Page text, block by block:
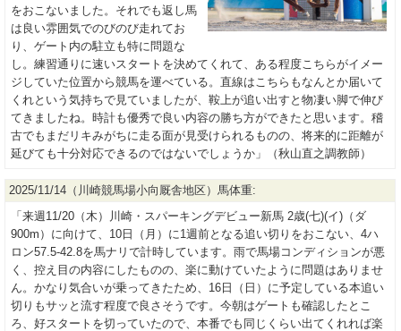
をおこないました。それでも返し馬
は良い雰囲気でのびのび走れてお
り、ゲート内の駐立も特に問題な
し。練習通りに速いスタートを決めてくれて、ある程度こちらがイメー
ジしていた位置から競馬を運べている。直線はこちらもなんとか届いて
くれという気持ちで見ていましたが、鞍上が追い出すと物凄い脚で伸び
てきましたね。時計も優秀で良い内容の勝ち方ができたと思います。稽
古でもまだリキみがちに走る面が見受けられるものの、将来的に距離が
延びても十分対応できるのではないでしょうか」（秋山直之調教師）
2025/11/14（川崎競馬場小向厩舎地区）馬体重:
「来週11/20（木）川崎・スパーキングデビュー新馬 2歳(七)(イ)（ダ
900m）に向けて、10日（月）に1週前となる追い切りをおこない、4ハ
ロン57.5-42.8を馬ナリで計時しています。雨で馬場コンディションが悪
く、控え目の内容にしたものの、楽に動けていたように問題はありませ
ん。かなり気合いが乗ってきたため、16日（日）に予定している本追い
切りもサッと流す程度で良さそうです。今朝はゲートも確認したとこ
ろ、好スタートを切っていたので、本番でも同じくらい出てくれれば楽